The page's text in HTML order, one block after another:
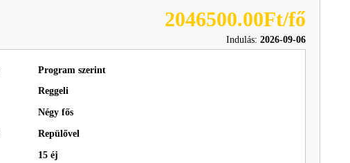
2046500.00Ft/fő
Indulás: 2026-09-06
Program szerint
Reggeli
Négy fős
Repülővel
15 éj